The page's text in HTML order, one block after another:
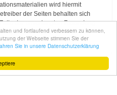
und fortlaufend verbessern zu können,
der Webseite stimmen Sie der
Sie in unsere Datenschutzerklärung
wird hiermit
der Seiten behalten sich
der unverlangten Zusendung
Spam-Mails, vor.